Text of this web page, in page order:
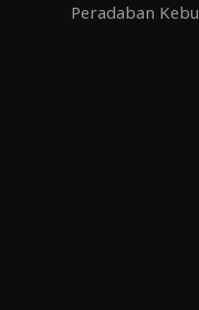
Peradaban